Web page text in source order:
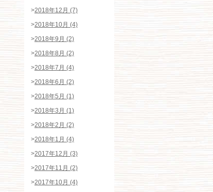
>2018年12月 (7)
>2018年10月 (4)
>2018年9月 (2)
>2018年8月 (2)
>2018年7月 (4)
>2018年6月 (2)
>2018年5月 (1)
>2018年3月 (1)
>2018年2月 (2)
>2018年1月 (4)
>2017年12月 (3)
>2017年11月 (2)
>2017年10月 (4)